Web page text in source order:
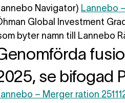
Navigator) Lannebo
Global Investment
byter namn till
Lannebo
se bifogad
– Merger ration